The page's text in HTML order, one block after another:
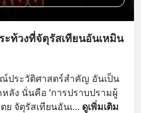
ท้วงที่จัตุรัสเทียนอันเหมิน
ประวัติศาสตร์สำคัญ อันเป็น
ลัง นั่นคือ ‘การปราบปรามผู้
ย จัตุรัสเทียนอันเ... ดูเพิ่มเติม